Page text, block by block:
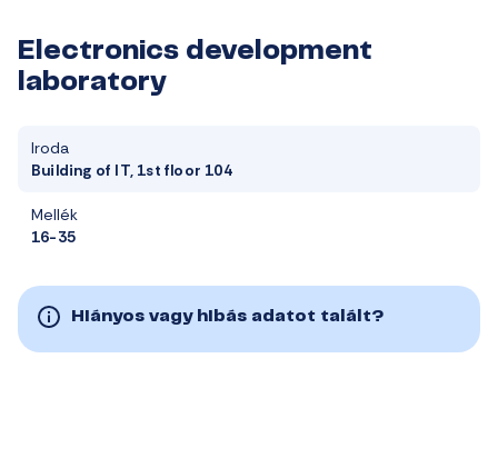
Electronics development
laboratory
Iroda
Building of IT, 1st floor 104
Mellék
16-35
Hiányos vagy hibás adatot talált?